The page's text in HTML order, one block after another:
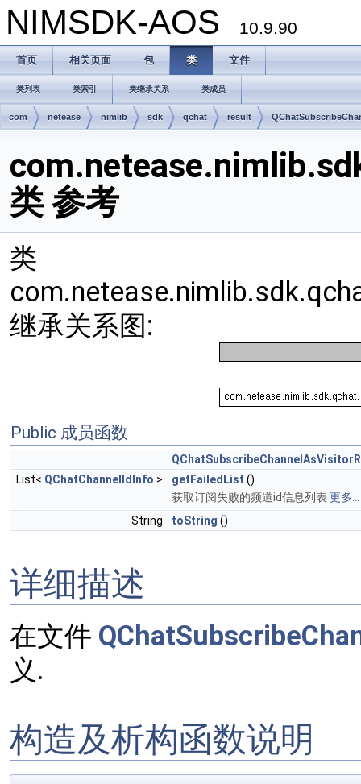
NIMSDK-AOS 10.9.90
首页 相关页面 包 类 文件
类列表 类索引 类继承关系 类成员
com netease nimlib sdk qchat result
类 参考
类
继承关系图:
Public 成员函数
List< QChatChannelIdInfo > getFailedList ()
获取订阅失败的频道id信息列表 更多...
String
toString ()
详细描述
在文件
义.
构造及析构函数说明